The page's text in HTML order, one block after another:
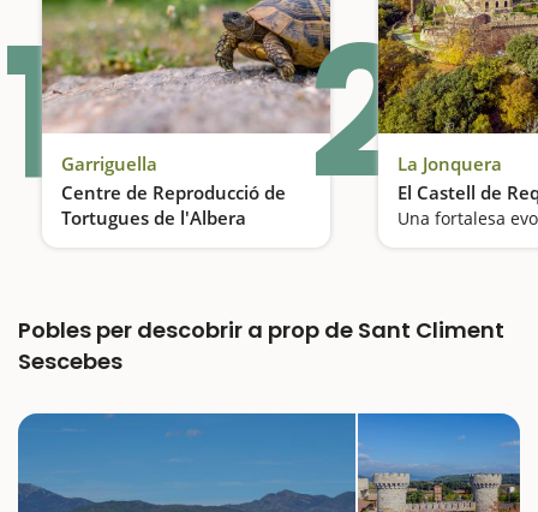
1 Garriguella
Centre de Reproducció de
Tortugues de l'Albera
Recuperant la tortuga
2La Jonquera
El Castell de
Una fortalesa
Pobles per descobrir a prop de Sant Climent
Sescebes